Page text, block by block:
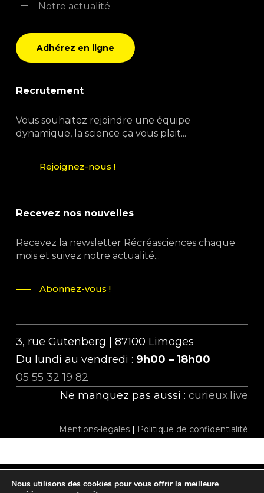
Notre actualité
Adhérez en ligne
Recrutement
Vous souhaitez rejoindre une équipe
dynamique, la science ça vous plait...
Rejoignez-nous !
Recevez nos nouvelles
Recevez la newsletter Récréasciences chaque
mois et suivez notre actualité...
Abonnez-vous !
3, rue Gutenberg | 87100 Limoges
Du lundi au vendredi : 9h00 – 18h00
05 55 32 19 82
Ne manquez pas aussi :curieux.live
Mentions-légales | Politique de confidentialité
twitter facebook linkedin instagramtiktok
Nous utilisons des cookies pour vous offrir la meilleure